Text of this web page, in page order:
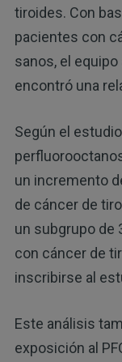
tiroides. Con
pacientes con
sanos, el
encontró una
Según el
un incremento
de cáncer de
un subgrupo de
con cáncer de
inscribirse al
Este análisis
exposición al